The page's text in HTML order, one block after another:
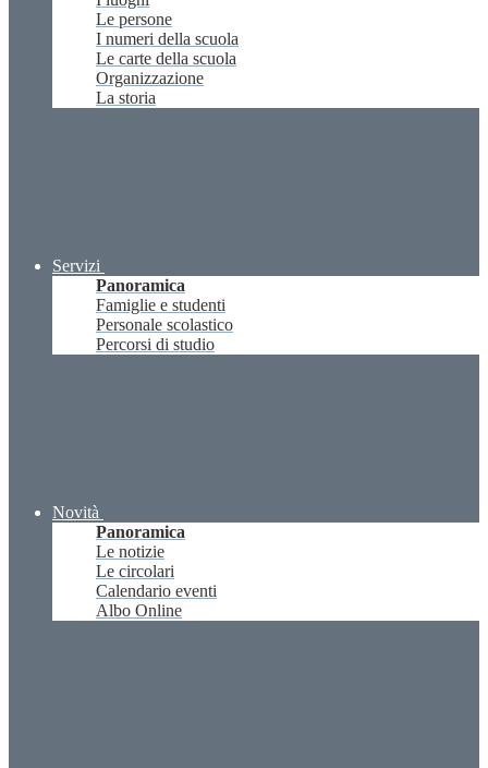
Le persone
I numeri della scuola
Le carte della scuola
Organizzazione
La storia
Servizi
Panoramica
Famiglie e studenti
Personale scolastico
Percorsi di studio
Novità
Panoramica
Le notizie
Le circolari
Calendario eventi
Albo Online